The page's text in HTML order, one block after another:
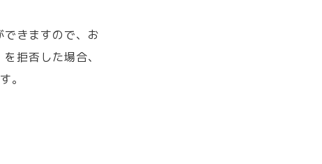
きますので、お
拒否した場合、
。